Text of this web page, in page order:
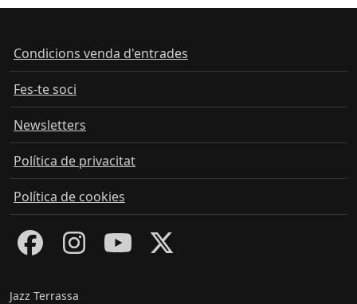
Condicions venda d'entrades
Fes-te soci
Newsletters
Política de privacitat
Política de cookies
Jazz Terrassa